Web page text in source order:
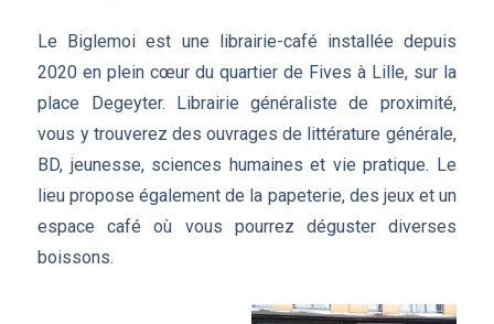
Le Biglemoi est une librairie-café installée depuis
2020 en plein cœur du quartier de Fives à Lille, sur la
place Degeyter. Librairie généraliste de proximité,
vous y trouverez des ouvrages de littérature générale,
BD, jeunesse, sciences humaines et vie pratique. Le
lieu propose également de la papeterie, des jeux et un
espace café où vous pourrez déguster diverses
boissons.